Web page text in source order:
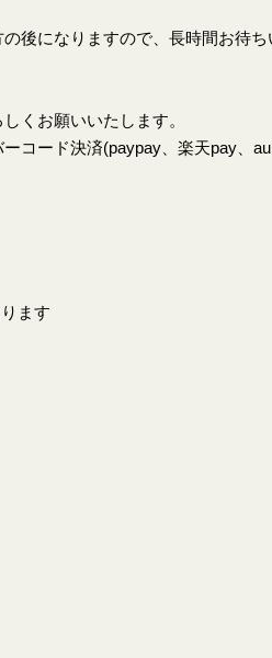
後になりますので、長時間お待
くお願いいたします。
コード決済(paypay、楽天pay、
ます